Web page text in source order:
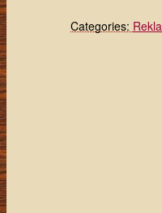
Categories: